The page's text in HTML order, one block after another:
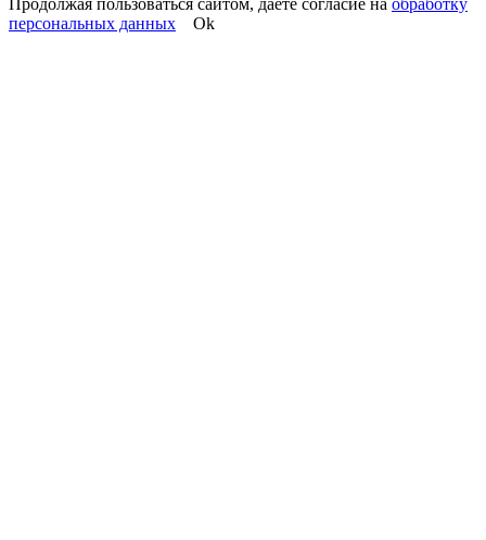
Продолжая пользоваться сайтом, даете согласие на обработку
персональных данных
Ok